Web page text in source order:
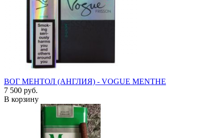
ВОГ МЕНТОЛ (АНГЛИЯ) - VOGUE MENTHE
7 500 руб.
В корзину